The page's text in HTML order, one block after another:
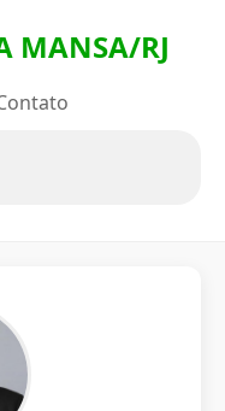
MANSA/RJ